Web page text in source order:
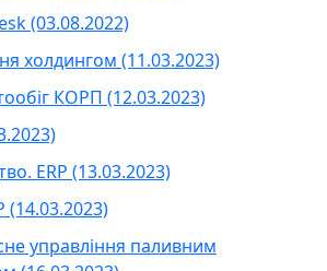
(03.08.2022)
холдингом (11.03.2023)
КОРП (12.03.2023)
ERP (13.03.2023)
(14.03.2023)
управління паливним